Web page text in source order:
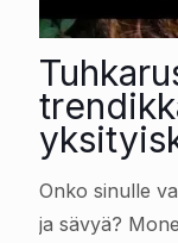
Onko sinulle
ja sävyä?